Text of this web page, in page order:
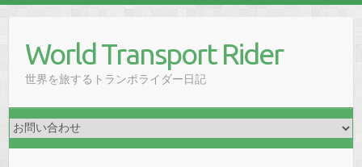
contentWorld Transport Rider
世界を旅するトランポライダー日記